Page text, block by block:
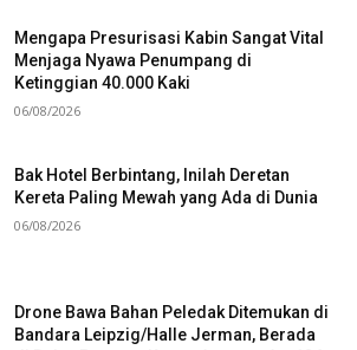
Mengapa Presurisasi Kabin Sangat Vital
Menjaga Nyawa Penumpang di
Ketinggian 40.000 Kaki
06/08/2026
Bak Hotel Berbintang, Inilah Deretan
Kereta Paling Mewah yang Ada di Dunia
06/08/2026
Drone Bawa Bahan Peledak Ditemukan di
Bandara Leipzig/Halle Jerman, Berada